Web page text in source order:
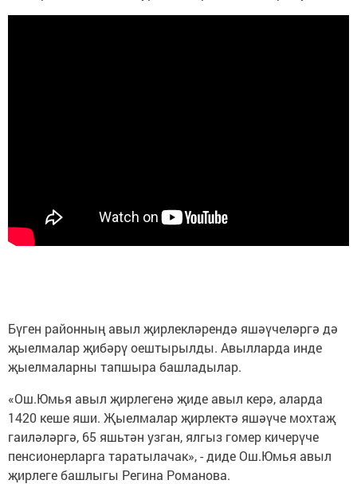
Бүген районның авыл җирлекләрендә яшәүчеләргә дә
җыелмалар җибәрү оештырылды. Авылларда инде
җыелмаларны тапшыра башладылар.
«Ош.Юмья авыл җирлегенә җиде авыл керә, аларда
1420 кеше яши. Җыелмалар җирлектә яшәүче мохтаҗ
гаиләләргә, 65 яшьтән узган, ялгыз гомер кичерүче
пенсионерларга таратылачак», - диде Ош.Юмья авыл
җирлеге башлыгы Регина Романова.